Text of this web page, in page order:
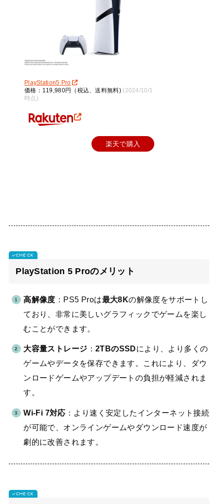
PlayStation5 Pro
価格：119,980円（税込、送料無料) (2024/10/1
時点)
楽天で購入
PlayStation 5 Proのメリット
高解像度 ：PS5 Proは最大8Kの解像度をサポートし
ており、非常に美しいグラフィックでゲームを楽し
むことができます。
大容量ストレージ ： 2TBのSSDにより、より多くの
ゲームやデータを保存できます。これにより、ダウ
ンロードゲームやアップデートの負担が軽減されま
す。
Wi-Fi 7対応 ：より速く安定したインターネット接続
が可能で、オンラインゲームやダウンロード速度が
劇的に改善されます。